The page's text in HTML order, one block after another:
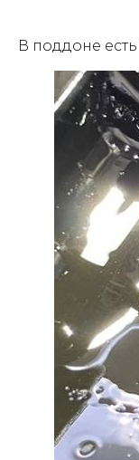
В поддоне